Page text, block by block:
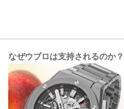
なぜウブロは支持されるのか